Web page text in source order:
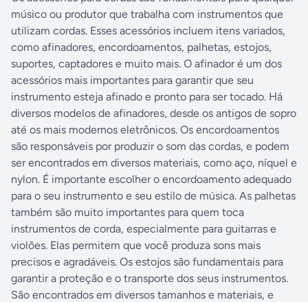
São Paulo) ou Presencial (em dependência
própria).
músico ou produtor que trabalha com instrumentos que
utilizam cordas. Esses acessórios incluem itens variados,
como afinadores, encordoamentos, palhetas, estojos,
suportes, captadores e muito mais. O afinador é um dos
acessórios mais importantes para garantir que seu
instrumento esteja afinado e pronto para ser tocado. Há
diversos modelos de afinadores, desde os antigos de sopro
até os mais modernos eletrônicos. Os encordoamentos
são responsáveis por produzir o som das cordas, e podem
ser encontrados em diversos materiais, como aço, níquel e
nylon. É importante escolher o encordoamento adequado
para o seu instrumento e seu estilo de música. As palhetas
também são muito importantes para quem toca
instrumentos de corda, especialmente para guitarras e
violões. Elas permitem que você produza sons mais
precisos e agradáveis. Os estojos são fundamentais para
garantir a proteção e o transporte dos seus instrumentos.
São encontrados em diversos tamanhos e materiais, e